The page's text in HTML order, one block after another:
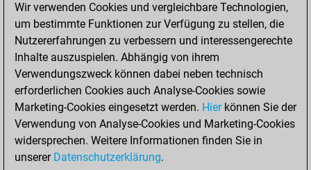
Donnerstag, Juli
28, 2022
You created
your Fritz account
Fritz
Samstag,
November 7, 2015
You created
Wir verwenden Cookies und vergleichbare Technologien,
um bestimmte Funktionen zur Verfügung zu stellen, die
Nutzererfahrungen zu verbessern und interessengerechte
Inhalte auszuspielen. Abhängig von ihrem
Verwendungszweck können dabei neben technisch
erforderlichen Cookies auch Analyse-Cookies sowie
Marketing-Cookies eingesetzt werden. Hierkönnen Sie der
Verwendung von Analyse-Cookies und Marketing-Cookies
widersprechen. Weitere Informationen finden Sie in
unserer Datenschutzerklärung.